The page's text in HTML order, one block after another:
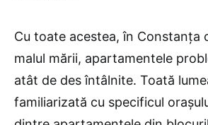
Cu toate acestea, în Constanța
malul mării, apartamentele
atât de des întâlnite. Toată
familiarizată cu specificul